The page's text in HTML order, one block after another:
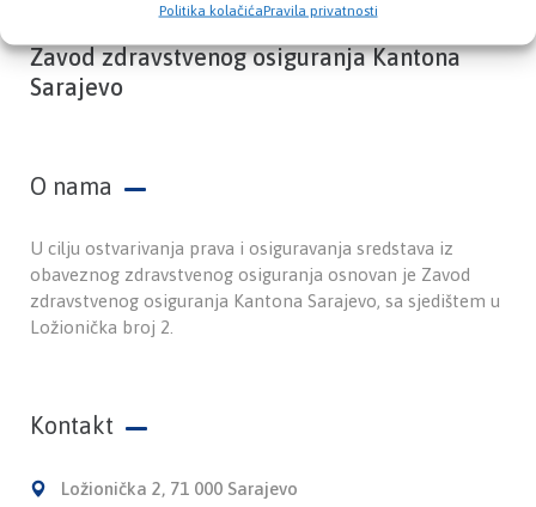
Politika kolačićaPravila privatnosti
Zavod zdravstvenog osiguranja Kantona
Sarajevo
O nama
U cilju ostvarivanja prava i osiguravanja sredstava iz
obaveznog zdravstvenog osiguranja osnovan je Zavod
zdravstvenog osiguranja Kantona Sarajevo, sa sjedištem u
Ložionička broj 2.
Kontakt
Ložionička 2, 71 000 Sarajevo